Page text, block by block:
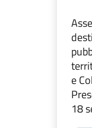
e
18